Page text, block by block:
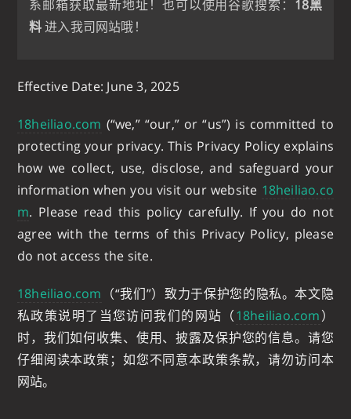
系邮箱获取最新地址！也可以使用谷歌搜索： 18黑
料进入我司网站哦！
Effective Date: June 3, 2025
18heiliao.com (“we,” “our,” or “us”) is committed to
protecting your privacy. This Privacy Policy explains
how we collect, use, disclose, and safeguard your
information when you visit our website 18heiliao.co
m. Please read this policy carefully. If you do not
agree with the terms of this Privacy Policy, please
do not access the site.
18heiliao.com （“我们”）致力于保护您的隐私。本文隐
私政策说明了当您访问我们的网站（ 18heiliao.com）
时，我们如何收集、使用、披露及保护您的信息。请您
仔细阅读本政策；如您不同意本政策条款，请勿访问本
网站。